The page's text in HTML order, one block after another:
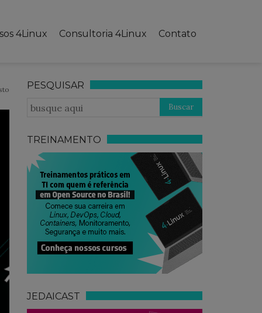
4Linux Consultoria 4Linux Contato
PESQUISAR
TREINAMENTO
JEDAICAST